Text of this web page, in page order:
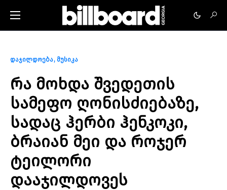
დაჯილდოება მუსიკა
რა მოხდა შვედეთის
სამეფო ღონისძიებაზე,
სადაც ჰერბი ჰენკოკი,
ბრაიან მეი და როჯერ
ტეილორი
დააჯილდოვეს